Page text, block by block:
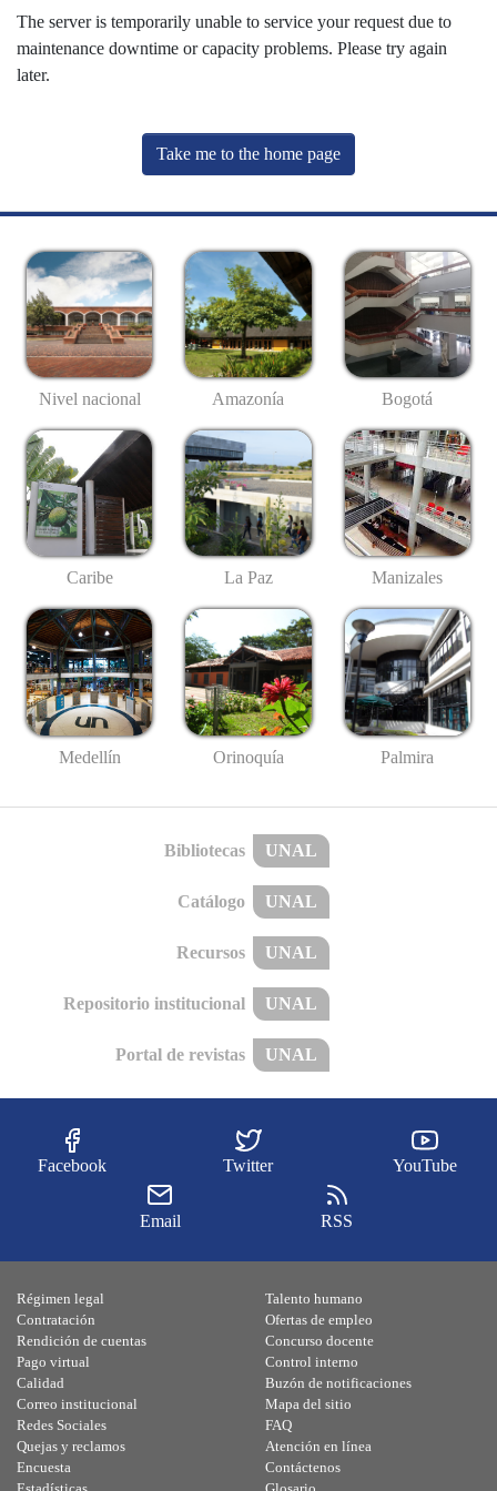
The server is temporarily unable to service your request due to
maintenance downtime or capacity problems. Please try again
later.
Take me to the home page
Nivel nacional Amazonía Bogotá
Caribe La Paz Manizales
Medellín Orinoquía Palmira
Bibliotecas UNAL
Catálogo UNAL
Recursos UNAL
Repositorio institucional UNAL
Portal de revistas UNAL
Facebook Twitter YouTube
Email RSS
Régimen legal
Contratación
Rendición de cuentas
Pago virtual
Calidad
Talento humano
Ofertas de empleo
Concurso docente
Control interno
Buzón de notificaciones
Correo institucional
Redes Sociales
Quejas y reclamos
Encuesta
Mapa del sitio
FAQ
Atención en línea
Contáctenos